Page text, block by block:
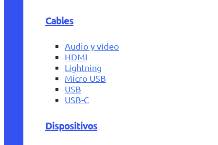
Cables
Audio y vídeo
HDMI
Lightning
Micro USB
USB
USB-C
Dispositivos